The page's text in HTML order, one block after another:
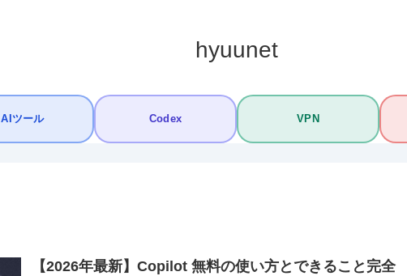
hyuunet
AIツール Codex VPN
【2026年最新】Copilot 無料の使い方とできること完全